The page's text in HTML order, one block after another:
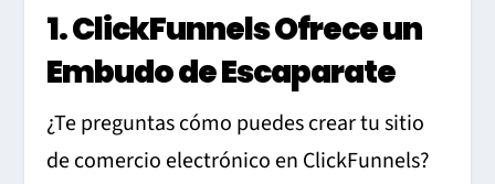
1. ClickFunnels Ofrece un
Embudo de Escaparate
¿Te preguntas cómo puedes crear tu sitio
de comercio electrónico en ClickFunnels?